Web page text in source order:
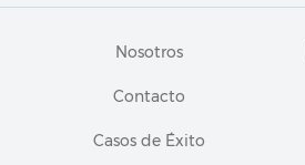
Nosotros
Contacto
Casos de Éxito